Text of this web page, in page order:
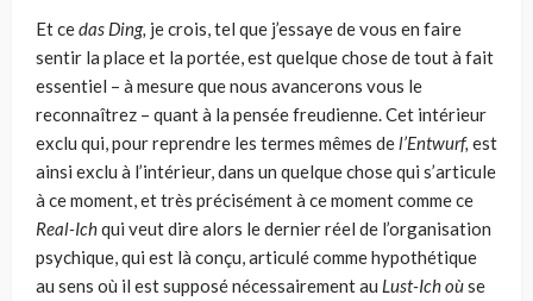
Et cedas Ding, je crois, tel que j’essaye de vous en faire
sentir la place et la portée, est quelque chose de tout à fait
essentiel – à mesure que nous avancerons vous le
reconnaîtrez – quant à la pensée freudienne. Cet inté­rieur
exclu qui, pour reprendre les termes mêmes del’Entwurf, est
ainsi exclu à l’intérieur, dans un quelque chose qui s’articule
à ce moment, et très précisément à ce moment comme ce
Real-Ichqui veut dire alors le dernier réel de l’organisation
psychique, qui est là conçu, articulé comme hypothétique
au sens où il est supposé nécessairement au Lust-Ich oùse